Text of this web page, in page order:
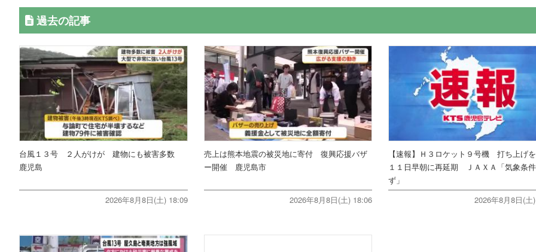
過去の記事
台風１３号 ２人がけが 建物にも被害多数
鹿児島
2026年8月8日(土) 18:09
売上は熊本地震の被災地に寄付 復興応援バザ
ー開催 鹿児島市
2026年8月8日(土) 18:06
【速報】Ｈ３ロケット９号機 打ち上げ
１１日早朝に再延期 ＪＡＸＡ「気象条
ず」
2026年8月8日(土